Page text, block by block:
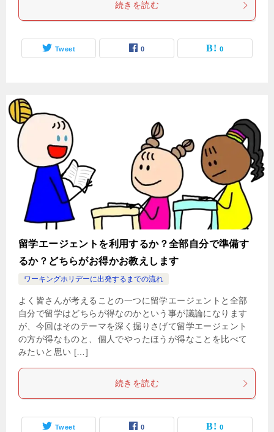
続きを読む
Tweet 0 0
留学エージェントを利用するか？全部自分で準備す
るか？どちらがお得かお教えします
ワーキングホリデーに出発するまでの流れ
よく皆さんが考えることの一つに留学エージェントと全部
自分で留学はどちらが得なのかという事が議論になります
が、今回はそのテーマを深く掘りさげて留学エージェント
の方が得なものと、個人でやったほうが得なことを比べて
みたいと思い […]
続きを読む
Tweet 0 0